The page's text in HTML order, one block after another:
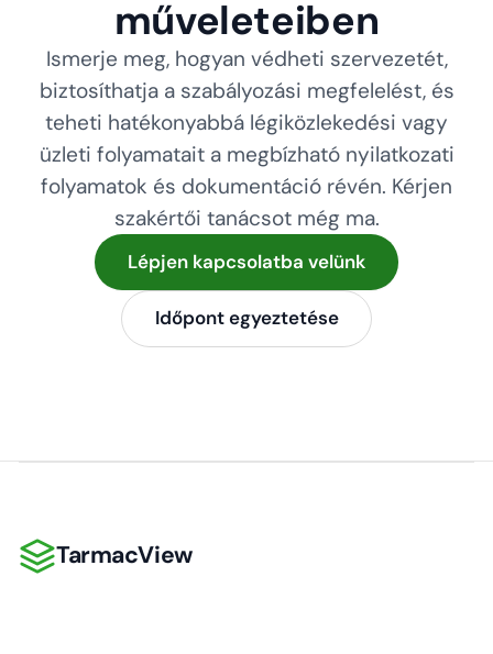
műveleteiben
Ismerje meg, hogyan védheti szervezetét,
biztosíthatja a szabályozási megfelelést, és
teheti hatékonyabbá légiközlekedési vagy
üzleti folyamatait a megbízható nyilatkozati
folyamatok és dokumentáció révén. Kérjen
szakértői tanácsot még ma.
Lépjen kapcsolatba velünk
Időpont egyeztetése
TarmacView
TarmacView